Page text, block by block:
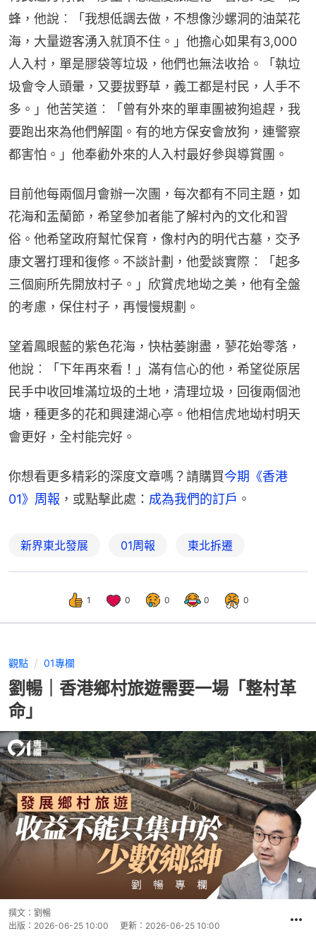
蜂，他說︰「我想低調去做，不想像沙螺洞的油菜花
海，大量遊客湧入就頂不住。」他擔心如果有3,000
人入村，單是膠袋等垃圾，他們也無法收拾。「執垃
圾會令人頭暈，又要拔野草，義工都是村民，人手不
多。」他苦笑道︰「曾有外來的單車團被狗追趕，我
要跑出來為他們解圍。有的地方保安會放狗，連警察
都害怕。」他奉勸外來的人入村最好參與導賞團。
目前他每兩個月會辦一次團，每次都有不同主題，如
花海和盂蘭節，希望參加者能了解村內的文化和習
俗。他希望政府幫忙保育，像村內的明代古墓，交予
康文署打理和復修。不談計劃，他愛談實際︰「起多
三個廁所先開放村子。」欣賞虎地坳之美，他有全盤
的考慮，保住村子，再慢慢規劃。
望着鳳眼藍的紫色花海，快枯萎謝盡，蓼花始零落，
他說︰「下年再來看！」滿有信心的他，希望從原居
民手中收回堆滿垃圾的土地，清理垃圾，回復兩個池
塘，種更多的花和興建湖心亭。他相信虎地坳村明天
會更好，全村能完好。
你想看更多精彩的深度文章嗎？請購買今期《香港
01》周報 ，或點擊此處： 成為我們的訂戶 。
新界東北發展 01周報 東北拆遷
1 0 0 0 0
觀點 01專欄
劉暢｜香港鄉村旅遊需要一場「整村革
命」
撰文： 劉暢
出版： 2026-06-25 10:00 更新： 2026-06-25 10:00